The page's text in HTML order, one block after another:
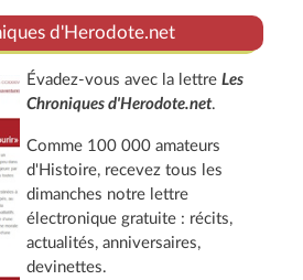
d'Herodote.net
Évadez-vous avec la lettre Les
Chroniques d'Herodote.net.
Comme 100 000 amateurs
d'Histoire, recevez tous les
dimanches notre lettre
électronique gratuite : récits,
actualités, anniversaires,
devinettes.